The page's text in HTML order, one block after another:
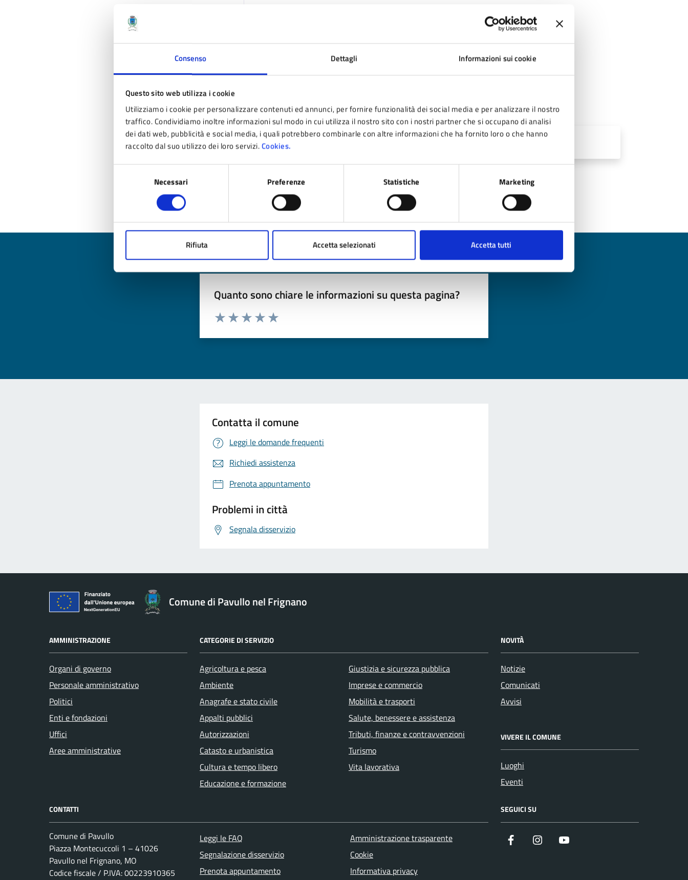
Consenso Dettagli Informazioni sui cookie
Questo sito web utilizza i cookie
Utilizziamo i cookie per personalizzare contenuti ed annunci, per fornire funzionalità dei social media e per analizzare il nostro
traffico. Condividiamo inoltre informazioni sul modo in cui utilizza il nostro sito con i nostri partner che si occupano di analisi
dei dati web, pubblicità e social media, i quali potrebbero combinarle con altre informazioni che ha fornito loro o che hanno
raccolto dal suo utilizzo dei loro servizi.Cookies.
Necessari Preferenze Statistiche Marketing
Rifiuta Accetta selezionati Accetta tutti
Allegati
Ultimo aggiornamento: 12/06/2023 08:29
Quanto sono chiare le informazioni su questa pagina?
Valuta da 1 a 5 stelle la pagina
Contatta il comune
Leggi le domande frequenti
Richiedi assistenza
Prenota appuntamento
Problemi in città
Segnala disservizio
Comune di Pavullo nel Frignano
AMMINISTRAZIONE
Organi di governo
Personale amministrativo
Politici
Enti e fondazioni
Uffici
Aree amministrative
CATEGORIE DI SERVIZIO
Agricoltura e pesca
Ambiente
Anagrafe e stato civile
Appalti pubblici
Autorizzazioni
Catasto e urbanistica
Cultura e tempo libero
Educazione e formazione
Giustizia e sicurezza pubblica
Imprese e commercio
Mobilità e trasporti
Salute, benessere e assistenza
Tributi, finanze e contravvenzioni
Turismo
Vita lavorativa
NOVITÀ
Notizie
Comunicati
Avvisi
VIVERE IL COMUNE
Luoghi
Eventi
CONTATTI
Comune di Pavullo
Piazza Montecuccoli 1 – 41026
Pavullo nel Frignano, MO
Codice fiscale / P.IVA: 00223910365
Leggi le FAQ
Segnalazione disservizio
Prenota appuntamento
Amministrazione trasparente
Cookie
Informativa privacy
SEGUICI SU
Facebook Instagram